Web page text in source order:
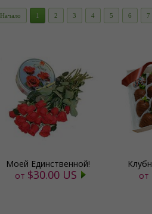
Начало 1 2 3 4 5 6 7
Моей Единственной!
от $30.00 US
от